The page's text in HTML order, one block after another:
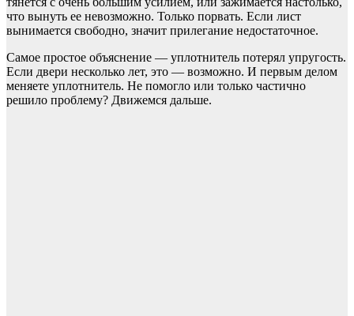
что вынуть ее невозможно. Только порвать. Если лист
вынимается свободно, значит прилегание недостаточное.
Самое простое объяснение — уплотнитель потерял упругость.
Если двери несколько лет, это — возможно. И первым делом
меняете уплотнитель. Не помогло или только частично
решило проблему? Движемся дальше.